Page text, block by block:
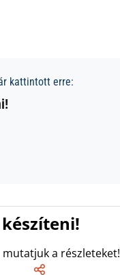
kattintott erre:
a részleteket!